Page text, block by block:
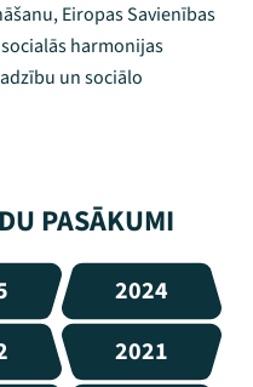
Eiropas Savienības
harmonijas
un sociālo
PASĀKUMI
2024
2021